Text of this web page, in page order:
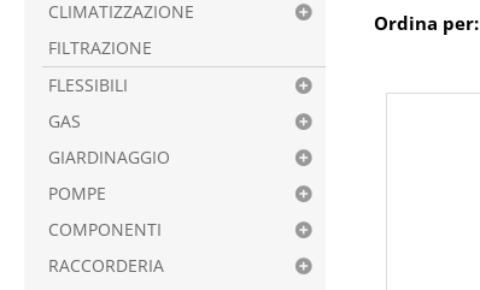
CLIMATIZZAZIONE
FILTRAZIONE
FLESSIBILI
GAS
GIARDINAGGIO
POMPE
COMPONENTI
RACCORDERIA
Ordina per: